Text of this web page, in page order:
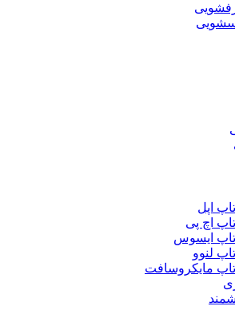
اپل
اچ پی
ایسوس
لنوو
مایکروسافت